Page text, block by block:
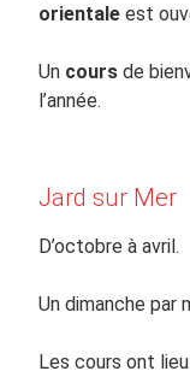
orientale est
Un cours de
l’année.
Jard sur Mer
D’octobre à avril.
Un dimanche par
Les cours ont